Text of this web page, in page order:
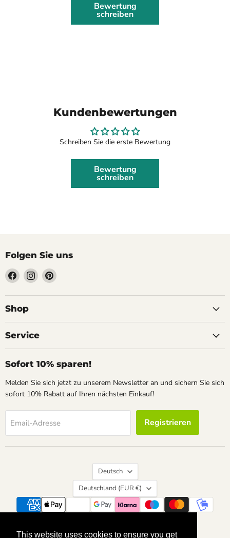
This website uses cookies to ensure you get
This website uses cookies to ensure you get
Bewertung
schreiben
Kundenbewertungen
Schreiben Sie die erste Bewertung
Bewertung
schreiben
Folgen Sie uns
Finden
Sie
uns
auf
Finden
Sie
uns
Finden
uns
Shop
Service
Sofort 10% sparen!
Melden Sie sich jetzt zu unserem Newsletter an und sichern Sie sich
sofort 10% Rabatt auf Ihren nächsten Einkauf!
Email-Adresse Registrieren
Sprache
Deutsch
Land
Deutschland (EUR €)
Suchen Kontakt Über uns
Widerrufsrecht